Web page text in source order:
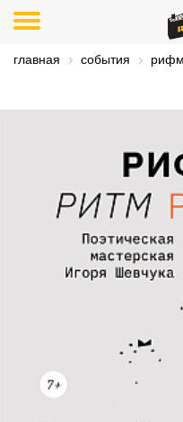
главная события